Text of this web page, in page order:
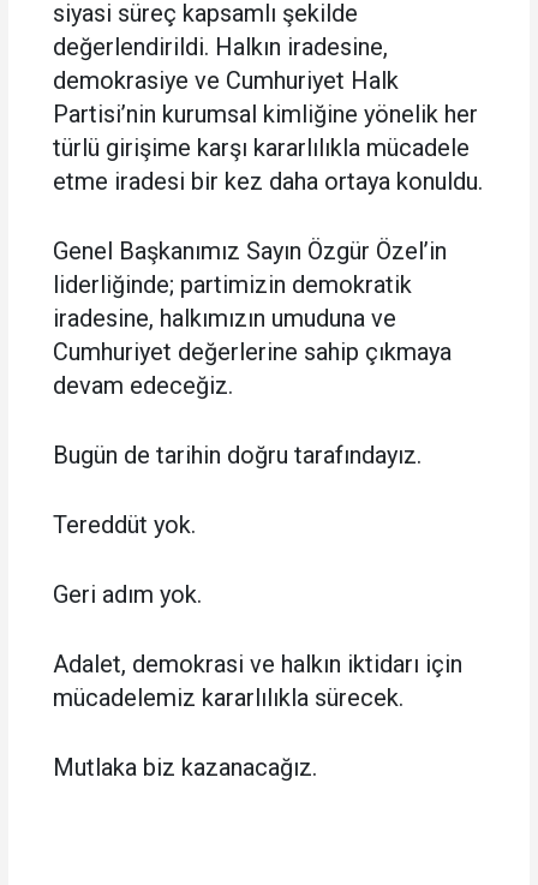
siyasi süreç kapsamlı şekilde
değerlendirildi. Halkın iradesine,
demokrasiye ve Cumhuriyet Halk
Partisi’nin kurumsal kimliğine yönelik her
türlü girişime karşı kararlılıkla mücadele
etme iradesi bir kez daha ortaya konuldu.
Genel Başkanımız Sayın Özgür Özel’in
liderliğinde; partimizin demokratik
iradesine, halkımızın umuduna ve
Cumhuriyet değerlerine sahip çıkmaya
devam edeceğiz.
Bugün de tarihin doğru tarafındayız.
Tereddüt yok.
Geri adım yok.
Adalet, demokrasi ve halkın iktidarı için
mücadelemiz kararlılıkla sürecek.
Mutlaka biz kazanacağız.